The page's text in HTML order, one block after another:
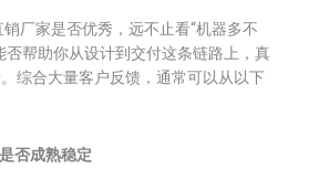
厂家是否优秀，远不止看“机器多不
否帮助你从设计到交付这条链路上，真
综合大量客户反馈，通常可以从以下
否成熟稳定